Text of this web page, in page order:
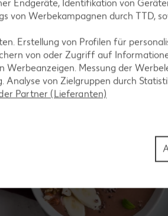
Endgeräte, Identifikation von
von Werbekampagnen durch TTD,
Erstellung von Profilen für
von oder Zugriff auf
Werbeanzeigen. Messung der
Analyse von Zielgruppen durch
Partner (Lieferanten)